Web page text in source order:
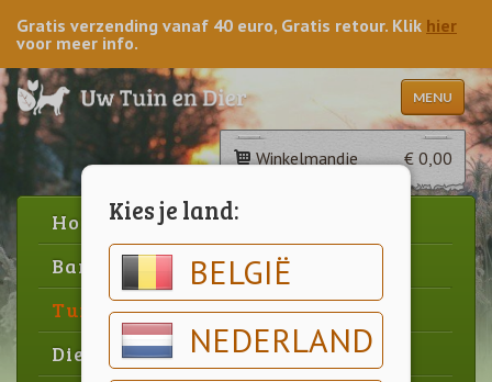
Kies je land:
BELGIË
NEDERLAND
Gratis verzending vanaf 40 euro, Gratis retour. Klik hier
voor meer info.
MENU
Winkelmandje € 0,00
Home
Barbecue
Tuin
Dier